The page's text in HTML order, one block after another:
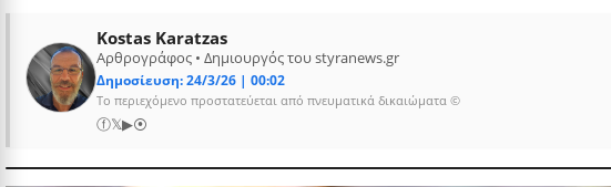
Kostas Karatzas
Αρθρογράφος • Δημιουργός του styranews.gr
Δημοσίευση: 24/3/26 | 00:02
Το περιεχόμενο προστατεύεται από πνευματικά δικαιώματα ©
ⓕ𝕏▶⦿